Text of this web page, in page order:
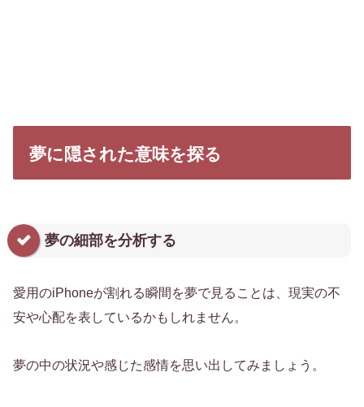
夢に隠された意味を探る
夢の細部を分析する
愛用のiPhoneが割れる瞬間を夢で見ることは、現実の不
安や心配を表しているかもしれません。
夢の中の状況や感じた感情を思い出してみましょう。